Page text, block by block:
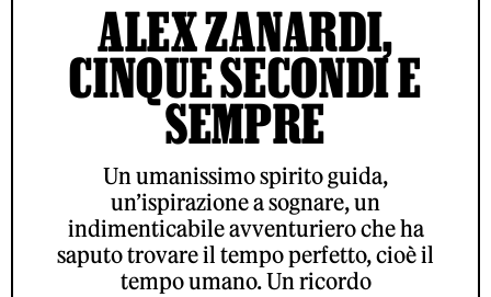
ALEX ZANARDI,
CINQUE SECONDI E
SEMPRE
Un umanissimo spirito guida,
un’ispirazione a sognare, un
indimenticabile avventuriero che ha
saputo trovare il tempo perfetto, cioè il
tempo umano. Un ricordo